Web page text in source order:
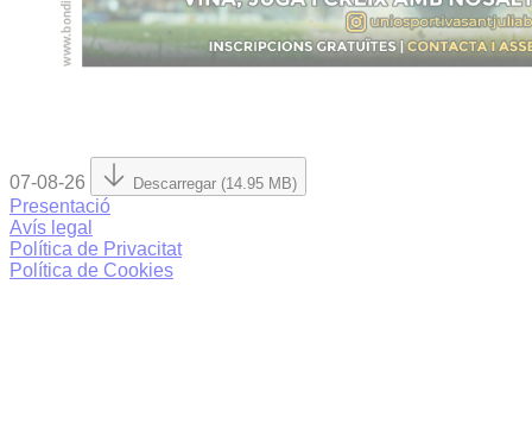
07-08-26 Descarregar (14.95 MB)
Presentació
Avís legal
Política de Privacitat
Política de Cookies